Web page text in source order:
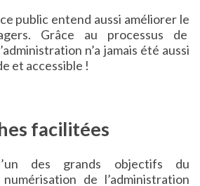
public entend aussi améliorer le
Grâce au processus de
n’a jamais été aussi
et accessible !
facilitées
des grands objectifs du
de l’administration